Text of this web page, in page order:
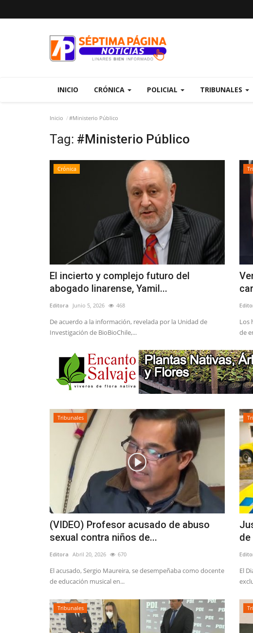
INICIO CRÓNICA POLICIAL TRIBUNALES
Inicio #Ministerio Público
Tag: #Ministerio Público
Crónica
El incierto y complejo futuro del
abogado linarense, Yamil...
Editora Junio 5, 2026 468
De acuerdo a la información, revelada por la Unidad de
Investigación de BioBioChile,...
Los
de
Tribunales
(VIDEO) Profesor acusado de abuso
sexual contra niños de...
Editora Abril 20, 2026 670
El acusado, Sergio Maureira, se desempeñaba como docente
de educación musical en...
de
El
Tribunales